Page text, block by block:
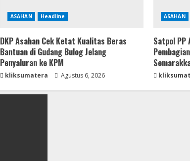
ASAHAN Headline
DKP Asahan Cek Ketat Kualitas Beras
Bantuan di Gudang Bulog Jelang
Penyaluran ke KPM
kliksumatera Agustus 6, 2026
ASAHAN
Satpol PP